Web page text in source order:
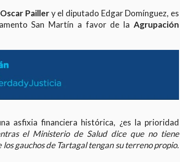
Paillery el diputado Edgar Domínguez, es
San Martín a favor de la Agrupación
asfixia financiera histórica, ¿es la prioridad
el Ministerio de Salud dice que no tiene
gauchos de Tartagal tengan su terreno propio.